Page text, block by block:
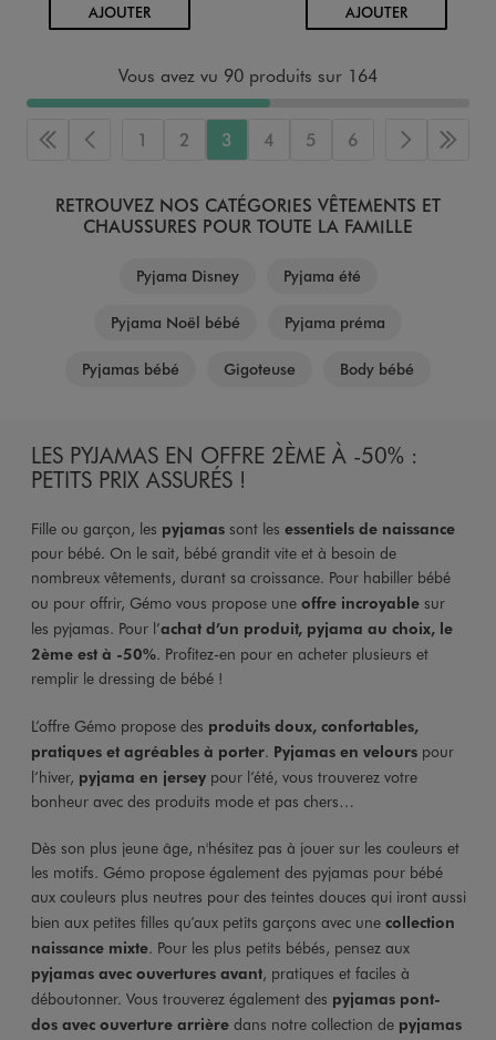
AJOUTERAU PANIER AJOUTERAU PANIER
Vous avez vu 90 produits sur 164
Première page
Page précédente
1 2 3 4 5 6 Page
RETROUVEZ NOS CATÉGORIES VÊTEMENTS ET
CHAUSSURES POUR TOUTE LA FAMILLE
Pyjama Disney Pyjama été
Pyjama Noël bébé Pyjama préma
Pyjamas bébé Gigoteuse Body bébé
LES PYJAMAS EN OFFRE 2ÈME À -50% :
PETITS PRIX ASSURÉS !
Fille ou garçon, les pyjamas sont les essentiels de naissance
pour bébé. On le sait, bébé grandit vite et à besoin de
nombreux vêtements, durant sa croissance. Pour habiller bébé
ou pour offrir, Gémo vous propose une offre incroyablesur
les pyjamas. Pour l’achat d’un produit, pyjama au choix, le
2ème est à -50%. Profitez-en pour en acheter plusieurs et
remplir le dressing de bébé !
L’offre Gémo propose des produits doux, confortables,
pratiques et agréables à porter. Pyjamas en velours pour
l’hiver, pyjama en jerseypour l’été, vous trouverez votre
bonheur avec des produits mode et pas chers…
Dès son plus jeune âge, n'hésitez pas à jouer sur les couleurs et
les motifs. Gémo propose également des pyjamas pour bébé
aux couleurs plus neutres pour des teintes douces qui iront aussi
bien aux petites filles qu’aux petits garçons avec une collection
naissance mixte. Pour les plus petits bébés, pensez aux
pyjamas avec ouvertures avant, pratiques et faciles à
déboutonner. Vous trouverez également des pyjamas pont-
dos avec ouverture arrièredans notre collection de pyjamas